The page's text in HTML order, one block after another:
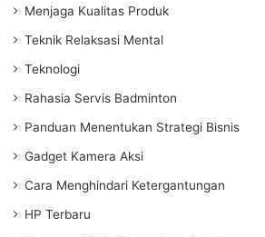
Menjaga Kualitas Produk
Teknik Relaksasi Mental
Teknologi
Rahasia Servis Badminton
Panduan Menentukan Strategi Bisnis
Gadget Kamera Aksi
Cara Menghindari Ketergantungan
HP Terbaru